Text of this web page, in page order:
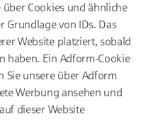
Cookies und ähnliche
Grundlage von IDs. Das
Website platziert, sobald
haben. Ein Adform-Cookie
Sie unsere über Adform
Werbung ansehen und
dieser Website